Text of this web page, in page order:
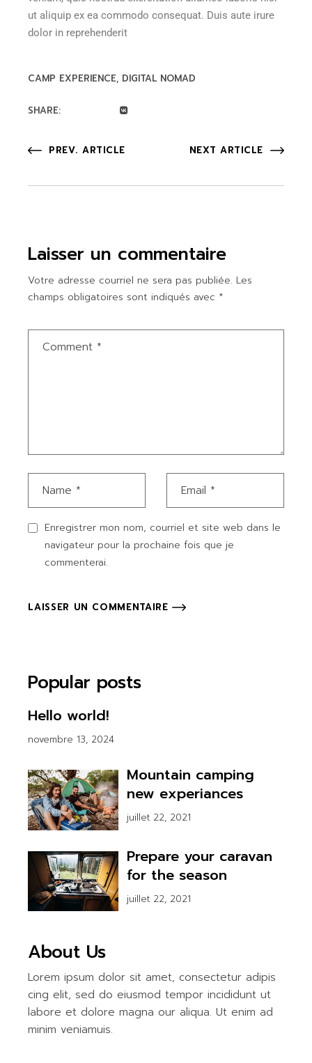
ut aliquip ex ea commodo consequat. Duis aute irure
dolor in reprehenderit
CAMP EXPERIENCE DIGITAL NOMAD
SHARE:
PREV. ARTICLE NEXT ARTICLE
Laisser un commentaire
Votre adresse courriel ne sera pas publiée. Les
champs obligatoires sont indiqués avec *
Enregistrer mon nom, courriel et site web dans le
navigateur pour la prochaine fois que je
commenterai.
LAISSER UN COMMENTAIRE
Popular posts
Hello world!
novembre 13, 2024
Mountain camping
new experiances
juillet 22, 2021
Prepare your caravan
for the season
juillet 22, 2021
About Us
Lorem ipsum dolor sit amet, consectetur adipis
cing elit, sed do eiusmod tempor incididunt ut
labore et dolore magna our aliqua. Ut enim ad
minim veniamuis.